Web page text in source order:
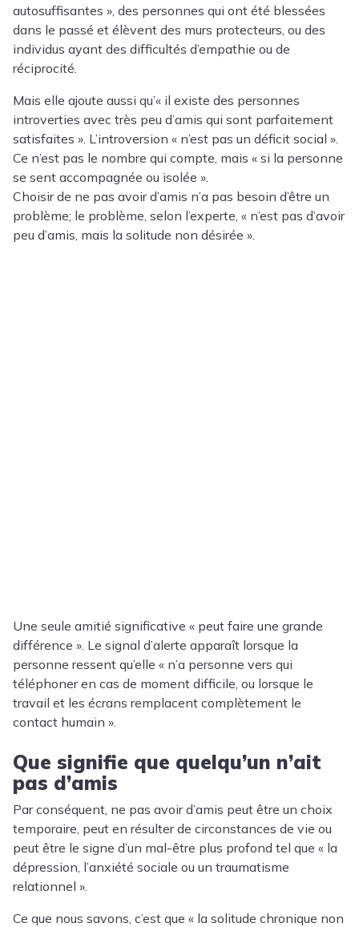
autosuffisantes », des personnes qui ont été blessées
dans le passé et élèvent des murs protecteurs, ou des
individus ayant des difficultés d’empathie ou de
réciprocité.
Mais elle ajoute aussi qu’« il existe des personnes
introverties avec très peu d’amis qui sont parfaitement
satisfaites ». L’introversion « n’est pas un déficit social ».
Ce n’est pas le nombre qui compte, mais « si la personne
se sent accompagnée ou isolée ».
Choisir de ne pas avoir d’amis n’a pas besoin d’être un
problème; le problème, selon l’experte, « n’est pas d’avoir
peu d’amis, mais la solitude non désirée ».
Une seule amitié significative « peut faire une grande
différence ». Le signal d’alerte apparaît lorsque la
personne ressent qu’elle « n’a personne vers qui
téléphoner en cas de moment difficile, ou lorsque le
travail et les écrans remplacent complètement le
contact humain ».
Que signifie que quelqu’un n’ait
pas d’amis
Par conséquent, ne pas avoir d’amis peut être un choix
temporaire, peut en résulter de circonstances de vie ou
peut être le signe d’un mal-être plus profond tel que « la
dépression, l’anxiété sociale ou un traumatisme
relationnel ».
Ce que nous savons, c’est que « la solitude chronique non